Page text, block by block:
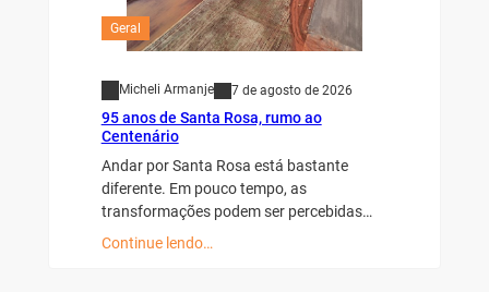
Geral
Micheli Armanje 7 de agosto de 2026
95 anos de Santa Rosa, rumo ao
Centenário
Andar por Santa Rosa está bastante
diferente. Em pouco tempo, as
transformações podem ser percebidas…
Continue lendo…